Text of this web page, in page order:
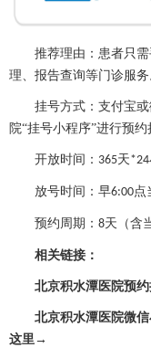
推荐理由：患者只
理、报告查询等门诊服
挂号方式：支付宝
院“挂号小程序”进行预约
开放时间： 365天*24
放号时间：早6:00点
预约周期： 8天（含
相关链接：
北京积水潭医院预
北京积水潭医院微
这里→